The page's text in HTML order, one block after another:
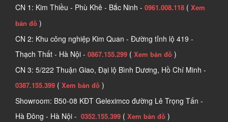
CN 1: Kim Thiều - Phù Khê - Bắc Ninh - 0961.008.118 ( Xem
bản đồ )
CN 2: Khu công nghiệp Kim Quan - Đường tỉnh lộ 419 -
Thạch Thất - Hà Nội - 0867.155.299 ( Xem bản đồ )
CN 3: 5/222 Thuận Giao, Đại lộ Bình Dương, Hồ Chí Minh -
0387.155.399 ( Xem bản đồ )
Showroom: B50-08 KĐT Geleximco đường Lê Trọng Tấn -
Hà Đông - Hà Nội - 0352.155.399 ( Xem bản đồ )